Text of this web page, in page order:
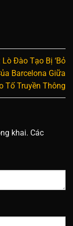
Đào Tạo Bị ‘Bỏ
Barcelona Giữa
Tố Truyền Thông
khai. Các